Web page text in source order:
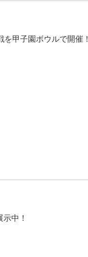
甲子園ボウルで開催！
中！